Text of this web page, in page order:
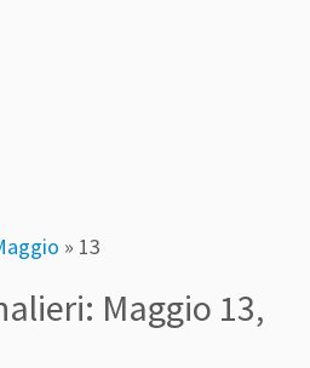
» 13
Maggio 13,